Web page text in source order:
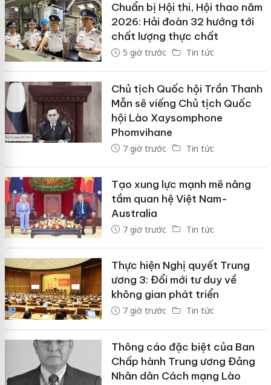
Chuẩn bị Hội thi, Hội thao năm
2026: Hải đoàn 32 hướng tới
chất lượng thực chất
5 giờ trước Tin tức
Chủ tịch Quốc hội Trần Thanh
Mẫn sẽ viếng Chủ tịch Quốc
hội Lào Xaysomphone
Phomvihane
7 giờ trước Tin tức
Tạo xung lực mạnh mẽ nâng
tầm quan hệ Việt Nam-
Australia
7 giờ trước Tin tức
Thực hiện Nghị quyết Trung
ương 3: Đổi mới tư duy về
không gian phát triển
7 giờ trước Tin tức
Thông cáo đặc biệt của Ban
Chấp hành Trung ương Đảng
Nhân dân Cách mạng Lào